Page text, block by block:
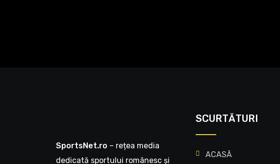
SportsNet.ro – rețea media
dedicată sportului românesc și
SCURTĂTURI
ACASĂ